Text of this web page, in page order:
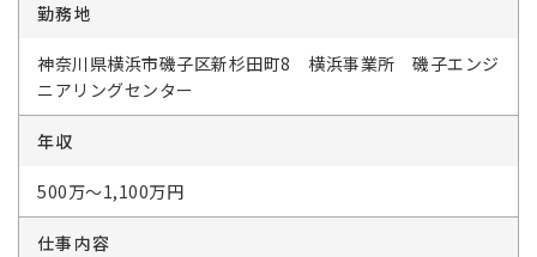
勤務地
神奈川県横浜市磯子区新杉田町8 横浜事業所 磯子エンジ
ニアリングセンター
年収
500万～1,100万円
仕事内容